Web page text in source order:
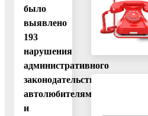
было
выявлено
193
нарушения
административного
законодательства
автолюбителями
и